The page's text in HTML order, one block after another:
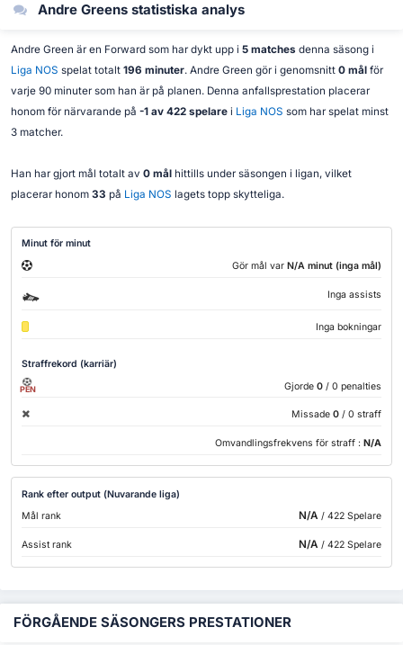
Andre Greens statistiska analys
Andre Green är en Forward som har dykt upp i 5 matches denna säsong i
Liga NOS spelat totalt 196 minuter. Andre Green gör i genomsnitt 0 mål för
varje 90 minuter som han är på planen. Denna anfallsprestation placerar
honom för närvarande på -1 av 422 spelare i Liga NOS som har spelat minst
3 matcher.
Han har gjort mål totalt av 0 mål hittills under säsongen i ligan, vilket
placerar honom 33 på Liga NOS lagets topp skytteliga.
Minut för minut
Gör mål var N/A minut (inga mål)
Inga assists
Inga bokningar
Straffrekord (karriär)
PEN Gjorde 0 / 0 penalties
Missade 0 / 0 straff
Omvandlingsfrekvens för straff : N/A
Rank efter output (Nuvarande liga)
Mål rank
N/A / 422 Spelare
Assist rank N/A / 422 Spelare
FÖRGÅENDE SÄSONGERS PRESTATIONER